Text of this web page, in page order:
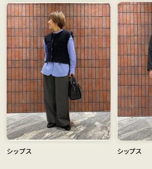
シップス シップス